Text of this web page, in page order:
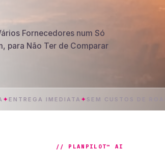
Fornecedores num Só
para Não Ter de Comparar
IMEDIATA ✦ SEM CUSTOS DE ROAMING
// PLANPILOT™ AI